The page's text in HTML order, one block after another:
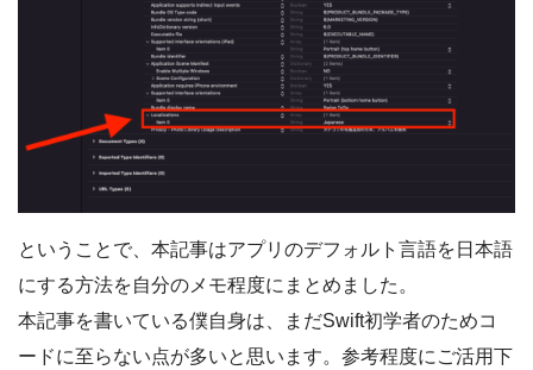
ということで、本記事はアプリのデフォルト言語を日本語
にする方法を自分のメモ程度にまとめました。
本記事を書いている僕自身は、まだSwift初学者のためコ
ードに至らない点が多いと思います。参考程度にご活用下